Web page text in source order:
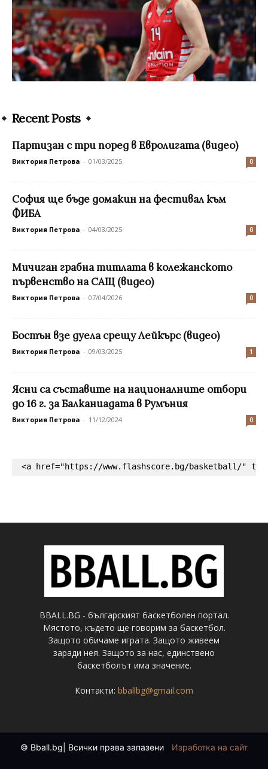
Recent Posts
Партизан с три поред в Евролигата (видео)
Виктория Петрова - 01/03/2025 0
София ще бъде домакин на фестивал към
ФИБА
Виктория Петрова - 04/03/2025 0
Мичиган грабна титлата в колежанското
първенство на САЩ (видео)
Виктория Петрова - 07/04/2026 0
Бостън взе дуела срещу Лейкърс (видео)
Виктория Петрова - 09/03/2025 1
Ясни са съставите на националните отбори
до 16 г. за Балканиадата в Румъния
Виктория Петрова - 11/12/2024 0
<a href="https://www.flashscore.bg/basketball/"
BBALL.BG - българският баскетболен портал.
Мястото, където ще говорим за баскетбол.
Защото обичаме играта. Защото живеем
заради нея. Защото за нас, единствено
баскетболът има значение.
Контакти: bballbg@gmail.com
© Bball.bg| Всички права запазени Изработка на сайт